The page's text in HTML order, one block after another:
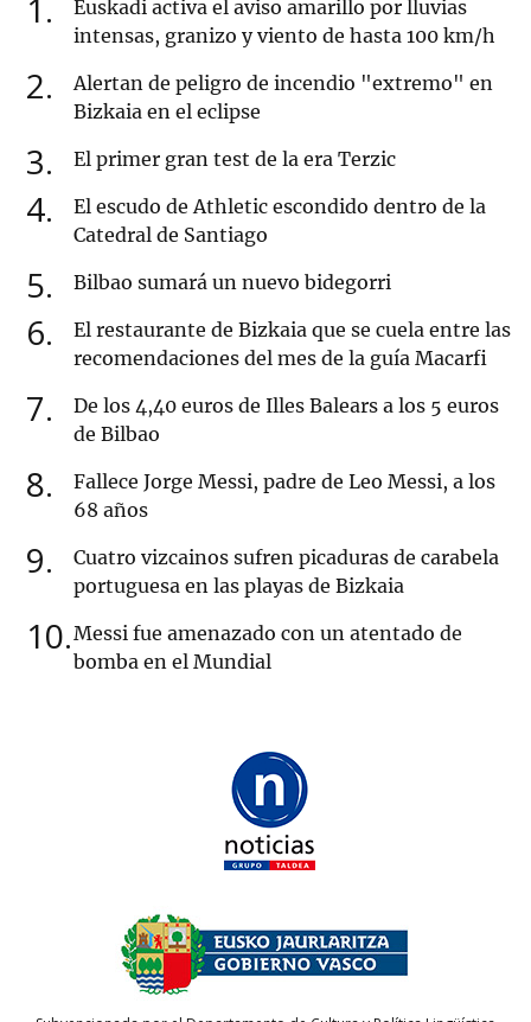
1
Euskadi activa el aviso amarillo por lluvias
intensas, granizo y viento de hasta 100 km/h
2
Alertan de peligro de incendio "extremo" en
Bizkaia en el eclipse
3 El primer gran test de la era Terzic
4
El escudo de Athletic escondido dentro de la
Catedral de Santiago
5 Bilbao sumará un nuevo bidegorri
6
El restaurante de Bizkaia que se cuela entre las
recomendaciones del mes de la guía Macarfi
7
De los 4,40 euros de Illes Balears a los 5 euros
de Bilbao
8
Fallece Jorge Messi, padre de Leo Messi, a los
68 años
9
Cuatro vizcainos sufren picaduras de carabela
portuguesa en las playas de Bizkaia
10 Messi fue amenazado con un atentado de
bomba en el Mundial